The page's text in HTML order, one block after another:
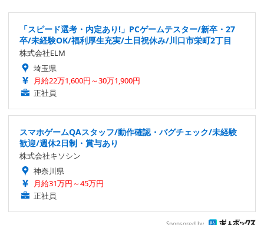
「スピード選考・内定あり!」PCゲームテスター/新卒・27
卒/未経験OK/福利厚生充実/土日祝休み/川口市栄町2丁目
株式会社ELM
埼玉県
月給22万1,600円～30万1,900円
正社員
スマホゲームQAスタッフ/動作確認・バグチェック/未経験
歓迎/週休2日制・賞与あり
株式会社キソシン
神奈川県
月給31万円～45万円
正社員